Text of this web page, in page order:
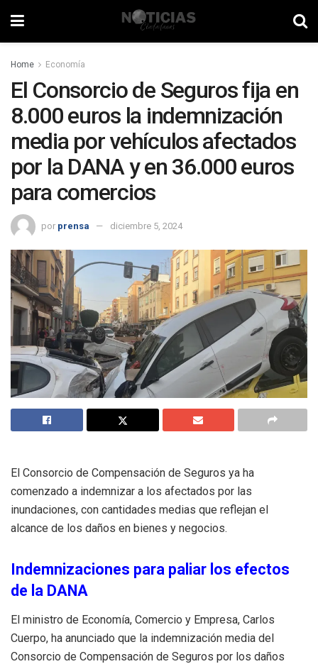
Home Economía
El Consorcio de Seguros fija en
8.000 euros la indemnización
media por vehículos afectados
por la DANA y en 36.000 euros
para comercios
por prensa diciembre 5, 2024
El Consorcio de Compensación de Seguros ya ha
comenzado a indemnizar a los afectados por las
inundaciones, con cantidades medias que reflejan el
alcance de los daños en bienes y negocios.
Indemnizaciones para paliar los efectos
de la DANA
El ministro de Economía, Comercio y Empresa, Carlos
Cuerpo, ha anunciado que la indemnización media del
Consorcio de Compensación de Seguros por los daños